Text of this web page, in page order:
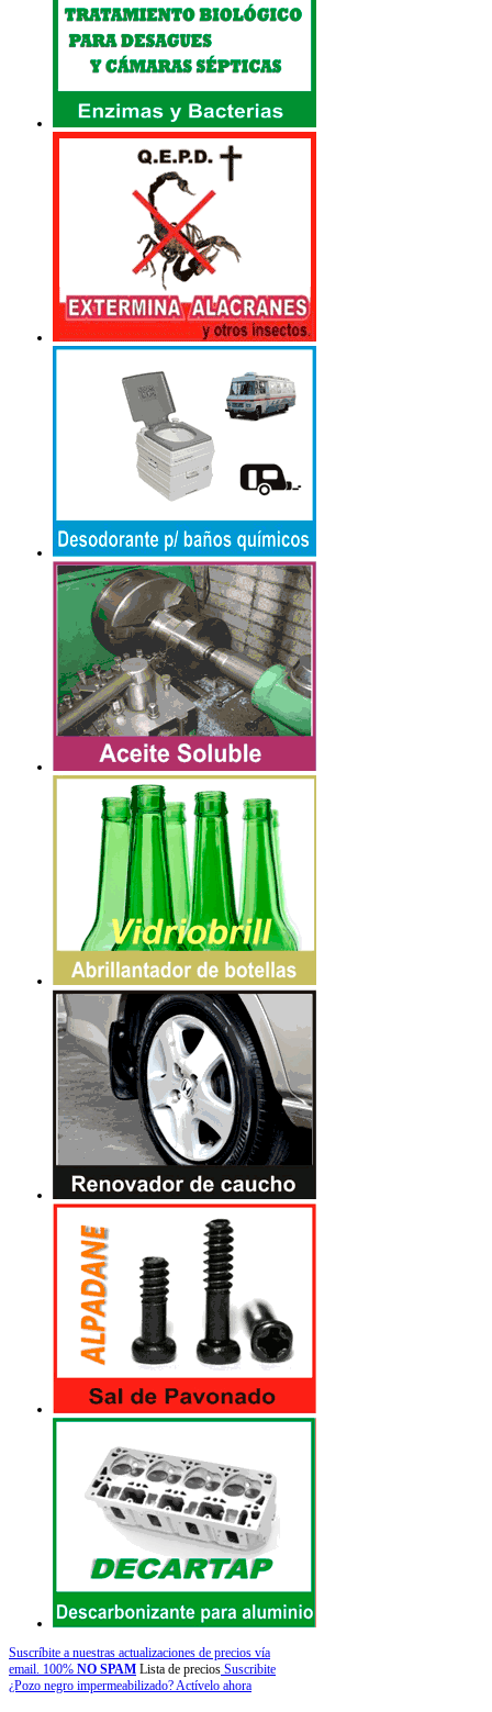
Suscríbite a nuestras actualizaciones de precios vía
email. 100% NO SPAM Lista de precios Suscribite
¿Pozo negro impermeabilizado? Actívelo ahora